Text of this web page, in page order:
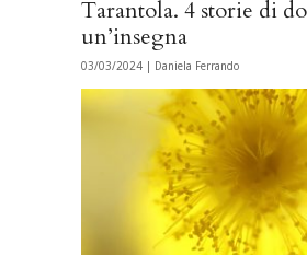
Tarantola. 4 storie di
un’insegna
03/03/2024 | Daniela Ferrando